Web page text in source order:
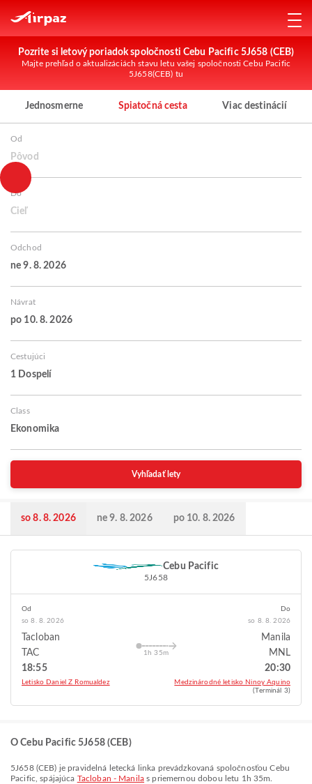
Pozrite si letový poriadok spoločnosti Cebu Pacific 5J658 (CEB)
Majte prehľad o aktualizáciách stavu letu vašej spoločnosti Cebu Pacific
5J658(CEB) tu
Jednosmerne Spiatočná cesta Viac destinácií
Od
Pôvod
Do
Cieľ
Odchod
ne 9. 8. 2026
Návrat
po 10. 8. 2026
Cestujúci
1 Dospelí
Class
Ekonomika
Vyhľadať lety
so 8. 8. 2026 ne 9. 8. 2026 po 10. 8. 2026
Cebu Pacific
5J658
Od
so 8. 8. 2026
Tacloban
TAC
18:55
Letisko Daniel Z Romualdez
1h 35m
Do
so 8. 8. 2026
Manila
MNL
20:30
Medzinárodné letisko Ninoy Aquino
(Terminál 3)
O Cebu Pacific 5J658 (CEB)
5J658(CEB) je pravidelná letecká linka prevádzkovaná spoločnosťouCebu
Pacific , spájajúca Tacloban - Manila s priemernou dobou letu 1h 35m